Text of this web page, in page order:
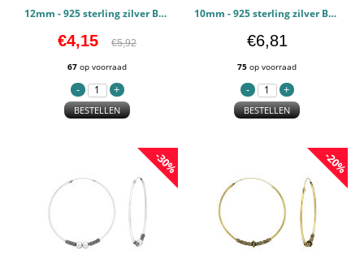
12mm - 925 sterling zilver Bali oorbellen PCJW40993
€4,15 €5,92
67 op voorraad
BESTELLEN
10mm - 925 sterling zilver Bali oorbellen PCJW40451
€6,81
75 op voorraad
BESTELLEN
-30% -20%